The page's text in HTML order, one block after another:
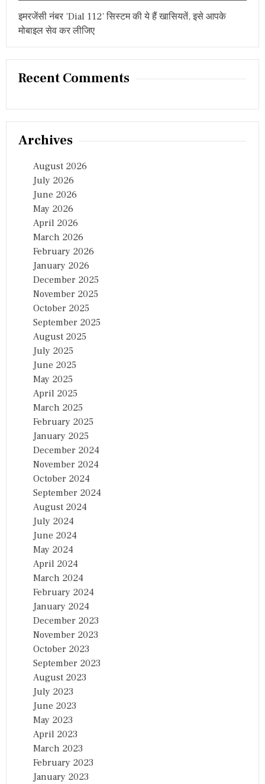
L
A
L
I
M
చై
తీ
इमरजेंसी नंबर ‘Dial 112’ सिस्टम की ये हैं खासियतें, इसे आपके
मोबाइल सेव कर लीजिए
Recent Comments
Archives
August 2026
July 2026
June 2026
May 2026
April 2026
March 2026
February 2026
January 2026
December 2025
November 2025
October 2025
September 2025
August 2025
July 2025
June 2025
May 2025
April 2025
March 2025
February 2025
January 2025
December 2024
November 2024
October 2024
September 2024
August 2024
July 2024
June 2024
May 2024
April 2024
March 2024
February 2024
January 2024
December 2023
November 2023
October 2023
September 2023
August 2023
July 2023
June 2023
May 2023
April 2023
March 2023
February 2023
January 2023